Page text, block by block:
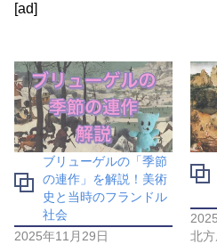
[ad]
ブリューゲルの「季節
の連作」を解説！美術
史と当時のフランドル
社会
2025年11月29日
北